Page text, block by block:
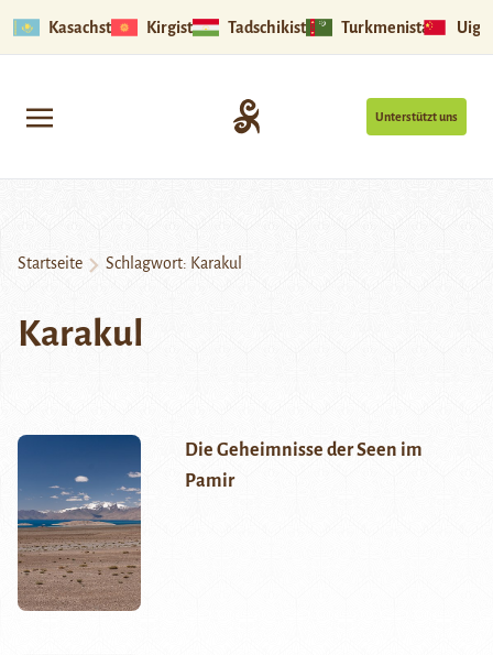
Kasachstan Kirgistan Tadschikistan Turkmenistan
Unterstützt uns
Startseite Schlagwort: Karakul
Karakul
Die Geheimnisse der Seen im
Pamir